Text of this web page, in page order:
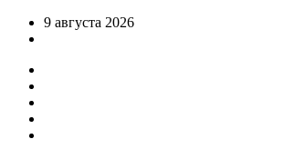
Перейти9 августа 2026